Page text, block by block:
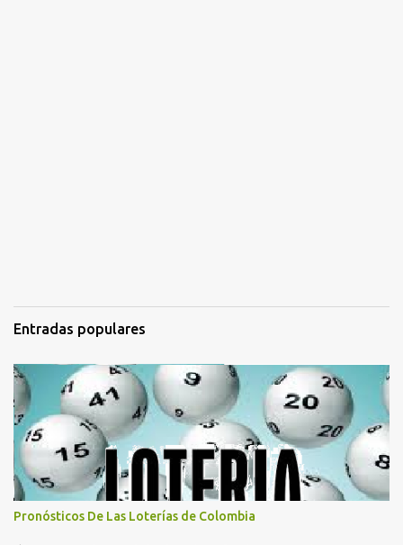
Entradas populares
Pronósticos De Las Loterías de Colombia